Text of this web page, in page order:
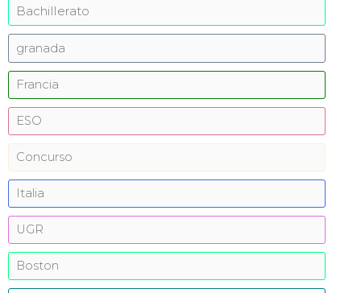
Bachillerato
granada
Francia
ESO
Concurso
Italia
UGR
Boston